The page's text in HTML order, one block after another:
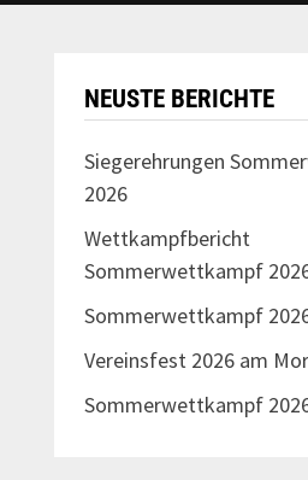
NEUSTE BERICHTE
Siegerehrungen
2026
Wettkampfbericht
Sommerwettkampf
Sommerwettkampf
Vereinsfest 2026 am
Sommerwettkampf